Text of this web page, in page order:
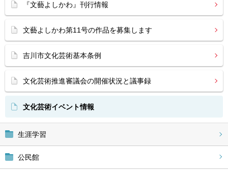
生涯学習
公民館
『文藝よしかわ』刊行情報
文藝よしかわ第11号の作品を募集します
吉川市文化芸術基本条例
文化芸術推進審議会の開催状況と議事録
文化芸術イベント情報